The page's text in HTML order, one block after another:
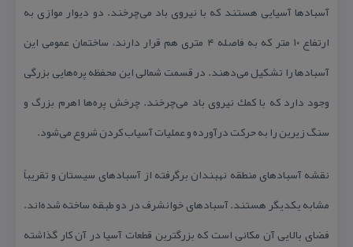
آسبادها آسیایی هستند كه با نیروی باد می‌چرخند. دو دیوار موازی به
ارتفاع ۱۰ متر كه به فاصله ۴ متری هم قرار دارند، ساختمان عمومی این
آسبادها را تشكیل می‌دهند. در قسمت شمالی این محفظه پره‌هایی بزرگی
وجود دارد كه با كمك نیروی باد می‌چرخند. چرخش پره‌ها اهرم بزرگ و
سنگ زیرین را به حركت درآورده و عملیات آسیاب كردن شروع می‌شود.
نقشه آسبادهای منطقه نهبندان برگرفته از آسبادهای سیستان و تقریباً
مشابه یكدیگر هستند. آسبادهای خوانشرف در دو طبقه ساخته شده‌اند.
فضای بالایی آن مكانی است كه بزرگترین قطعات آسیا در آن كار گذاشته